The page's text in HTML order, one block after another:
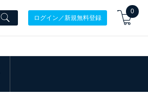
ログイン／新規無料登録
0